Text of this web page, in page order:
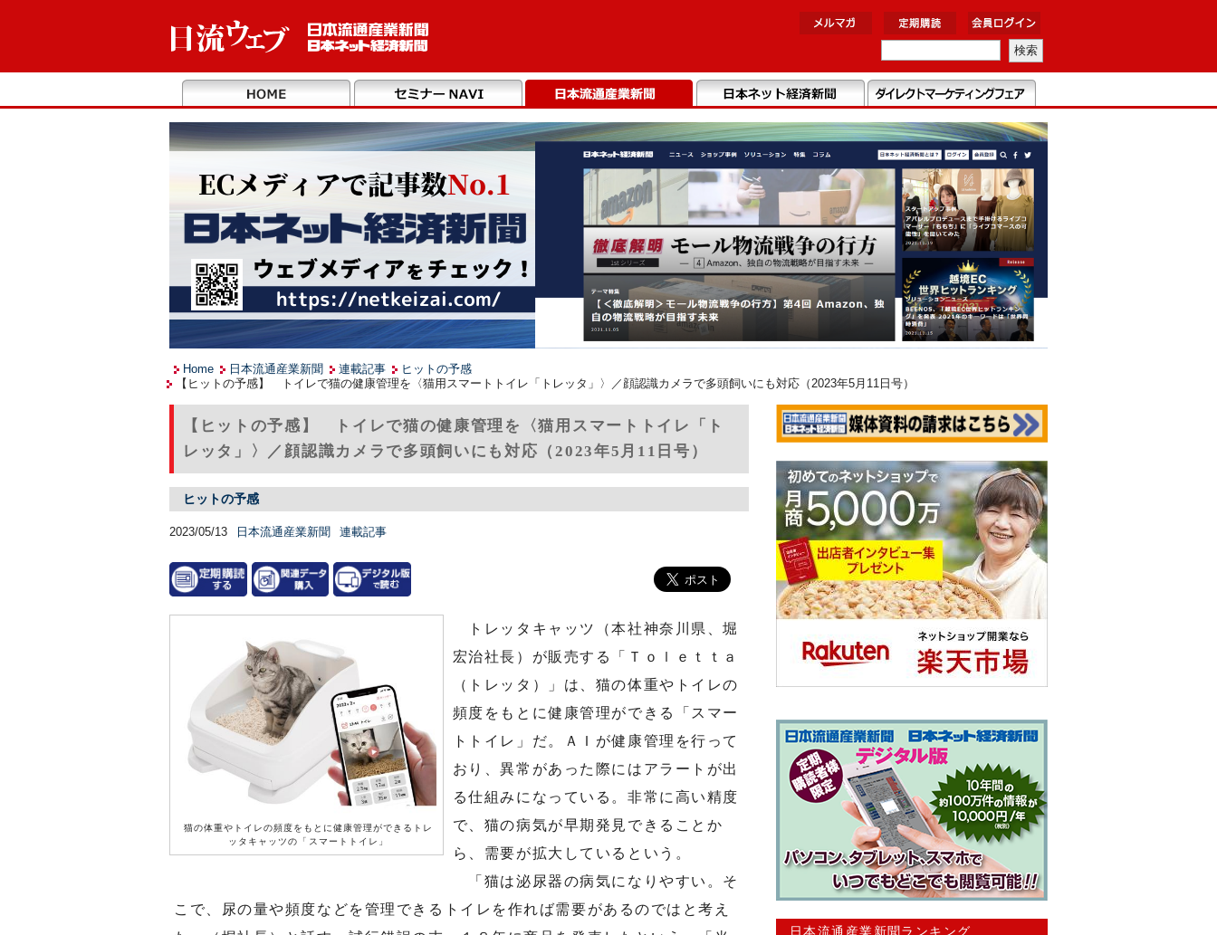
Home 日本流通産業新聞 連載記事
ヒットの予感
【ヒットの予感】 トイレで猫の健康管理を〈猫用スマートトイレ「トレッタ」〉／顔認識カメラで多頭飼いにも対応（2023年5月11日号）
【ヒットの予感】 トイレで猫の健康管理を〈猫用スマートトイレ「ト
レッタ」〉／顔認識カメラで多頭飼いにも対応（2023年5月11日号）
ヒットの予感
2023/05/13 日本流通産業新聞 連載記事
猫の体重やトイレの頻度をもとに健康管理ができるトレ
ッタキャッツの「スマートトイレ」
トレッタキャッツ（本社神奈川県、堀
宏治社長）が販売する「Ｔｏｌｅｔｔａ
（トレッタ）」は、猫の体重やトイレの
頻度をもとに健康管理ができる「スマー
トトイレ」だ。ＡＩが健康管理を行って
おり、異常があった際にはアラートが出
る仕組みになっている。非常に高い精度
で、猫の病気が早期発見できることか
ら、需要が拡大しているという。
「猫は泌尿器の病気になりやすい。そ
こで、尿の量や頻度などを管理できるトイレを作れば需要があるのではと考え
日本流通産業新聞ランキング